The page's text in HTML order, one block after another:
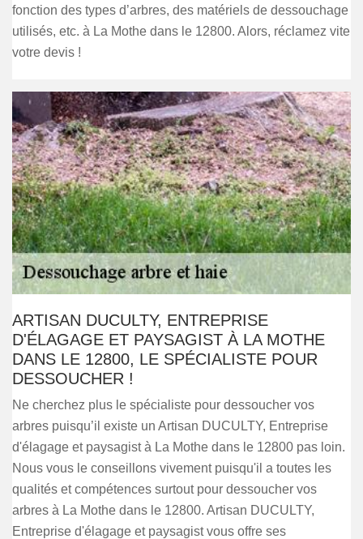
fonction des types d’arbres, des matériels de dessouchage
utilisés, etc. à La Mothe dans le 12800. Alors, réclamez vite
votre devis !
ARTISAN DUCULTY, ENTREPRISE
D'ÉLAGAGE ET PAYSAGIST À LA MOTHE
DANS LE 12800, LE SPÉCIALISTE POUR
DESSOUCHER !
Ne cherchez plus le spécialiste pour dessoucher vos
arbres puisqu’il existe un Artisan DUCULTY, Entreprise
d'élagage et paysagist à La Mothe dans le 12800 pas loin.
Nous vous le conseillons vivement puisqu'il a toutes les
qualités et compétences surtout pour dessoucher vos
arbres à La Mothe dans le 12800. Artisan DUCULTY,
Entreprise d'élagage et paysagist vous offre ses